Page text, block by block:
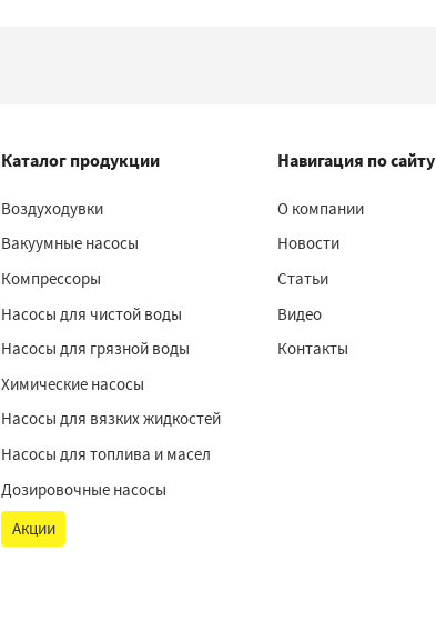
Каталог продукции
Воздуходувки
Вакуумные насосы
Компрессоры
Насосы для чистой воды
Насосы для грязной воды
Химические насосы
Насосы для вязких жидкостей
Насосы для топлива и масел
Дозировочные насосы
Акции
Навигация по сайту
О компании
Новости
Статьи
Видео
Контакты